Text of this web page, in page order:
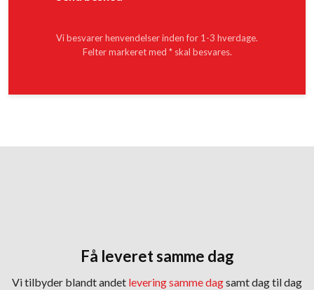
Vi besvarer henvendelser inden for 1-3 hverdage.
Felter markeret med * skal besvares.
Få leveret samme dag
​Vi tilbyder blandt andet levering samme dagsamt dag til dag